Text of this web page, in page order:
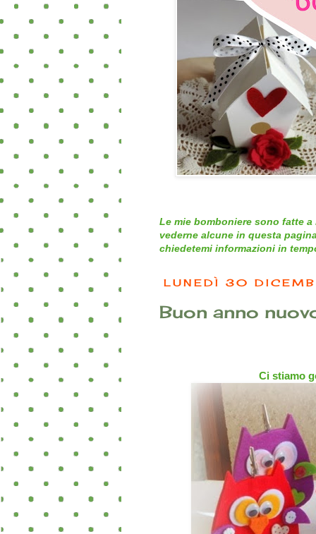
Le mie bomboniere sono fatte
vederne alcune in questa
chiedetemi informazioni in
LUNEDÌ 30
Buon anno
Ci stiamo